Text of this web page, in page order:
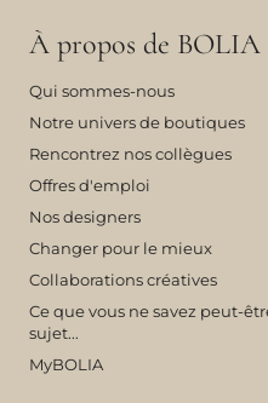
À propos de BOLIA
Qui sommes-nous
Notre univers de boutiques
Rencontrez nos collègues
Offres d'emploi
Nos designers
Changer pour le mieux
Collaborations créatives
Ce que vous ne savez peut-
sujet...
MyBOLIA